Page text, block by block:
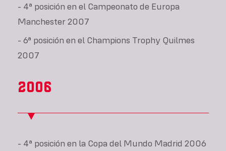
- 4ª posición en el Campeonato de Europa
Manchester 2007
- 6ª posición en el Champions Trophy Quilmes
2007
2006
- 4ª posición en la Copa del Mundo Madrid 2006